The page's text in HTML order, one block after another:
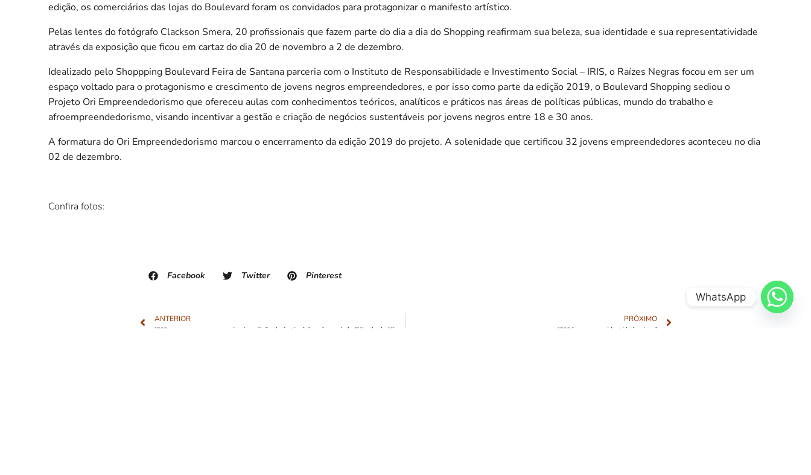
edição, os comerciários das lojas do Boulevard foram os convidados para protagonizar o manifesto artístico.
Pelas lentes do fotógrafo Clackson Smera, 20 profissionais que fazem parte do dia a dia do Shopping reafirmam sua beleza, sua identidade e sua representatividade
através da exposição que ficou em cartaz do dia 20 de novembro a 2 de dezembro.
Idealizado pelo Shoppping Boulevard Feira de Santana parceria com o Instituto de Responsabilidade e Investimento Social – IRIS, o Raízes Negras focou em ser um
espaço voltado para o protagonismo e crescimento de jovens negros empreendedores, e por isso como parte da edição 2019, o Boulevard Shopping sediou o
Projeto Ori Empreendedorismo que ofereceu aulas com conhecimentos teóricos, analíticos e práticos nas áreas de políticas públicas, mundo do trabalho e
afroempreendedorismo, visando incentivar a gestão e criação de negócios sustentáveis por jovens negros entre 18 e 30 anos.
A formatura do Ori Empreendedorismo marcou o encerramento da edição 2019 do projeto. A solenidade que certificou 32 jovens empreendedores aconteceu no dia
02 de dezembro.
Confira fotos:
Facebook Twitter Pinterest
ANTERIOR PRÓXIMO
IRIS lança nova identidade visual
WhatsApp